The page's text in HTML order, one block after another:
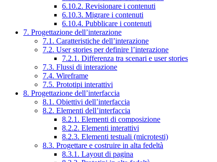
6.10.2. Revisionare i contenuti
6.10.3. Migrare i contenuti
6.10.4. Pubblicare i contenuti
7. Progettazione dell’interazione
7.1. Caratteristiche dell’interazione
7.2. User stories per definire l’interazione
7.2.1. Differenza tra scenari e user stories
7.3. Flussi di interazione
7.4. Wireframe
7.5. Prototipi interattivi
8. Progettazione dell’interfaccia
8.1. Obiettivi dell’interfaccia
8.2. Elementi dell’interfaccia
8.2.1. Elementi di composizione
8.2.2. Elementi interattivi
8.2.3. Elementi testuali (microtesti)
8.3. Progettare e costruire in alta fedeltà
8.3.1. Layout di pagina